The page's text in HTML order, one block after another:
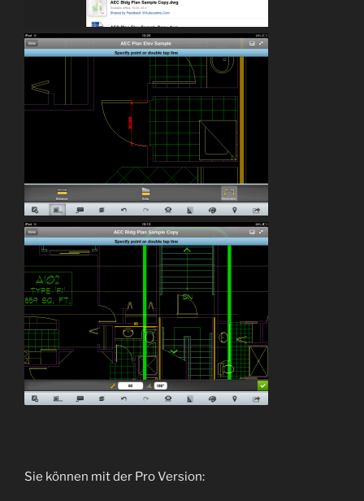
Sie können mit der Pro Version: